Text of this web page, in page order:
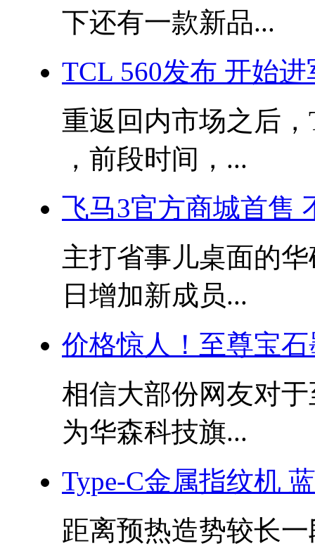
下还有一款新品...
TCL 560发布 开始
重返回内市场之后
，前段时间，...
飞马3官方商城首售
主打省事儿桌面的
日增加新成员...
价格惊人！至尊宝
相信大部份网友对
为华森科技旗...
Type-C金属指纹机
距离预热造势较长